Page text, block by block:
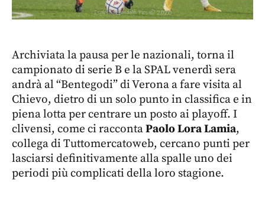
Archiviata la pausa per le nazionali, torna il
campionato di serie B e la SPAL venerdì sera
andrà al “Bentegodi” di Verona a fare visita al
Chievo, dietro di un solo punto in classifica e in
piena lotta per centrare un posto ai playoff. I
clivensi, come ci raccontaPaolo Lora Lamia,
collega di Tuttomercatoweb, cercano punti per
lasciarsi definitivamente alla spalle uno dei
periodi più complicati della loro stagione.